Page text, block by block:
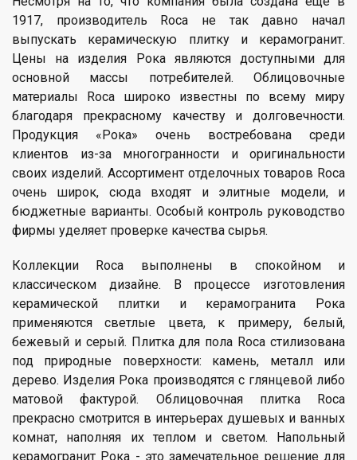
1917, производитель Roca не так давно начал
выпускать керамическую плитку и керамогранит.
Цены на изделия Рока являются доступными для
основной массы потребителей. Облицовочные
материалы Roca широко известны по всему миру
благодаря прекрасному качеству и долговечности.
Продукция «Рока» очень востребована среди
клиентов из-за многогранности и оригинальности
своих изделий. Ассортимент отделочных товаров Roca
очень широк, сюда входят и элитные модели, и
бюджетные варианты. Особый контроль руководство
фирмы уделяет проверке качества сырья.
Коллекции Roca выполнены в спокойном и
классическом дизайне. В процессе изготовления
керамической плитки и керамогранита Рока
применяются светлые цвета, к примеру, белый,
бежевый и серый. Плитка для пола Roca стилизована
под природные поверхности: камень, металл или
дерево. Изделия Рока производятся с глянцевой либо
матовой фактурой. Облицовочная плитка Roca
прекрасно смотрится в интерьерах душевых и ванных
комнат, наполняя их теплом и светом. Напольный
керамогранит Рока - это замечательное решение для